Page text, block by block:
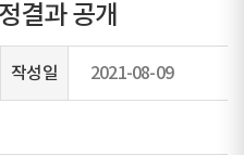
결과 공개
작성일 2021-08-09